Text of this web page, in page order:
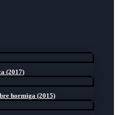
(2017)
hormiga (2015)